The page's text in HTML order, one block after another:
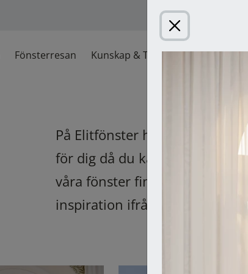
Fönsterresan Kunskap & Tips Om Elitfönster
På Elitfönster har vi
för dig då du kan lita på att vi
våra fönster finns i väldigt
inspiration ifrån.
Inspiration